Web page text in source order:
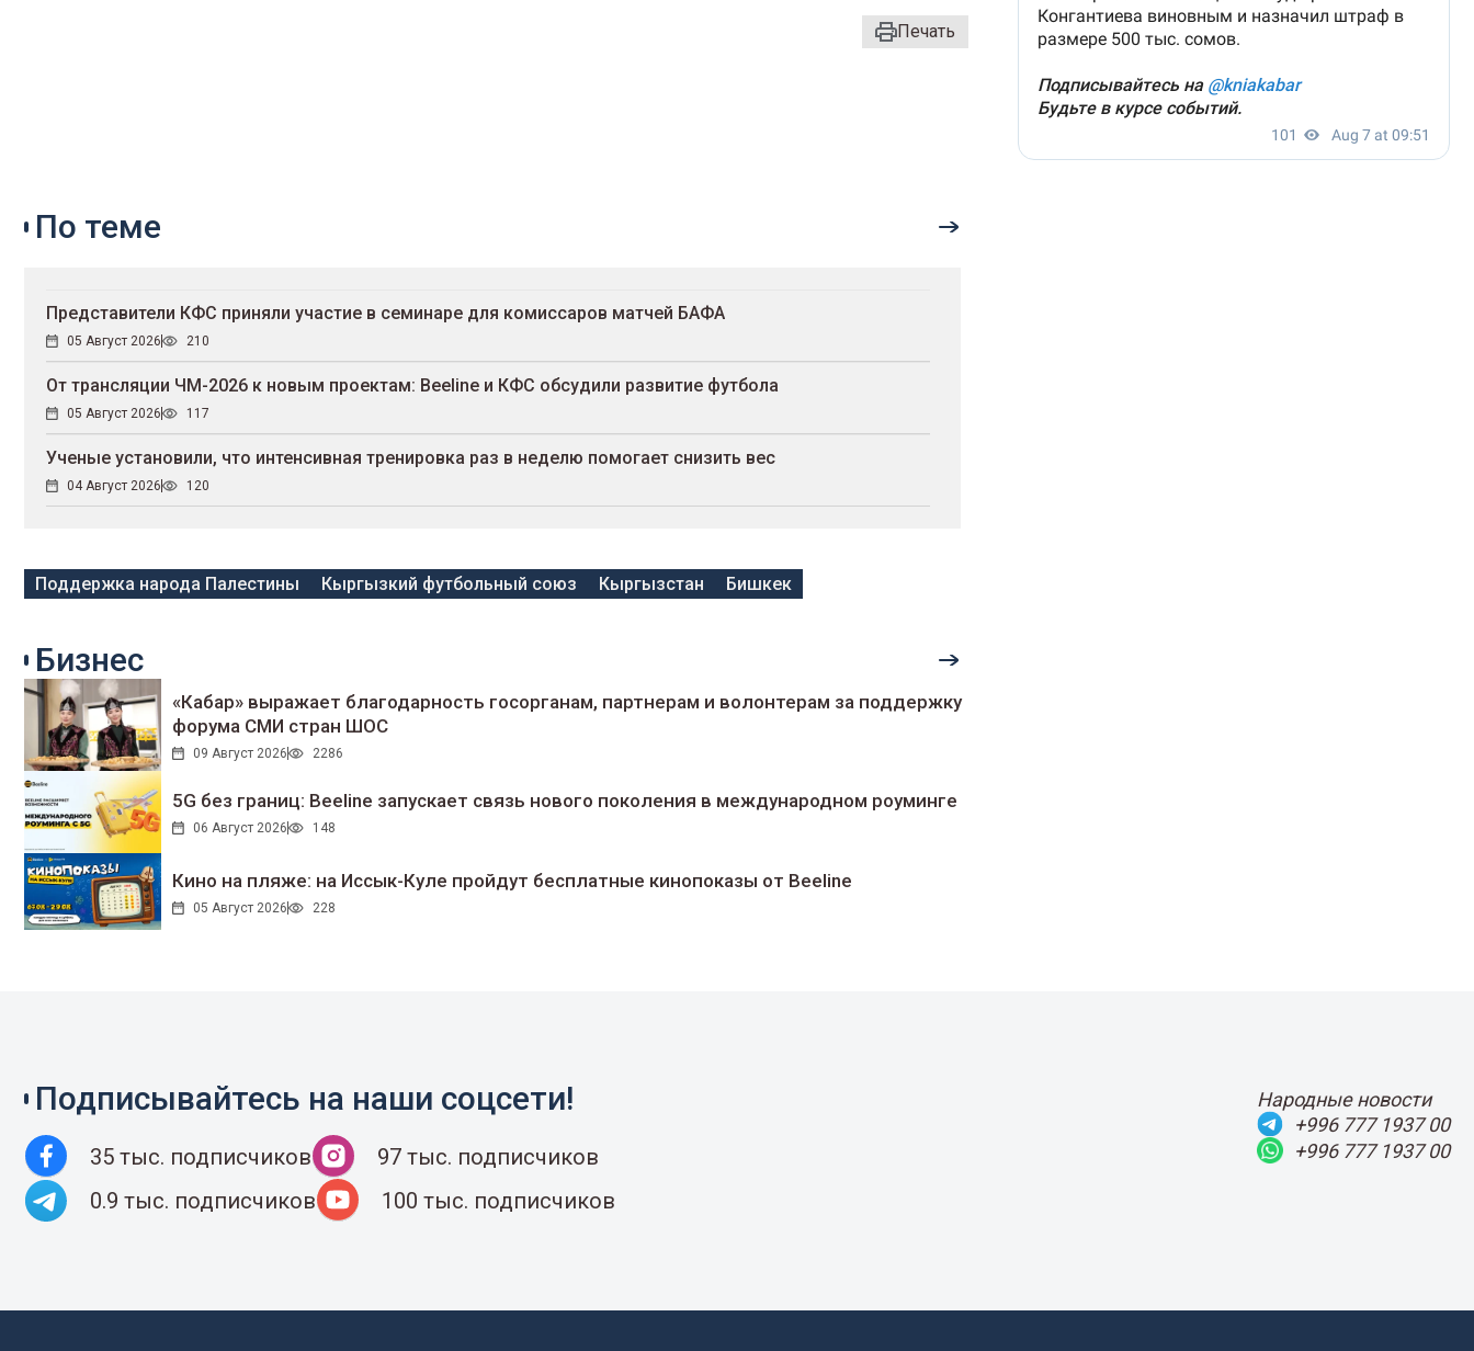
Печать
По теме
Представители КФС приняли участие в семинаре для комиссаров матчей БАФА
05 Август 2026 210
От трансляции ЧМ-2026 к новым проектам: Beeline и КФС обсудили развитие футбола
05 Август 2026 117
Ученые установили, что интенсивная тренировка раз в неделю помогает снизить вес
04 Август 2026 120
Поддержка народа Палестины Кыргызкий футбольный союз Кыргызстан Бишкек
Бизнес
«Кабар» выражает благодарность госорганам, партнерам и волонтерам за поддержку
форума СМИ стран ШОС
09 Август 2026 2286
5G без границ: Beeline запускает связь нового поколения в международном роуминге
06 Август 2026 148
Кино на пляже: на Иссык-Куле пройдут беcплатные кинопоказы от Beeline
05 Август 2026 228
Подписывайтесь на наши соцсети!
35 тыс. подписчиков
97 тыс. подписчиков
0.9 тыс. подписчиков
100 тыс. подписчиков
Народные новости
+996 777 1937 00
+996 777 1937 00